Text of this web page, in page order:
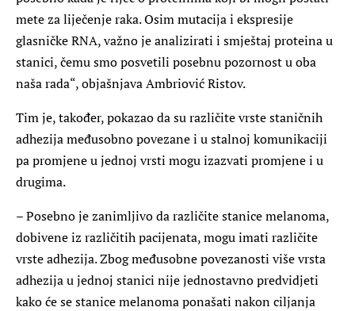
mete za liječenje raka. Osim mutacija i ekspresije
glasničke RNA, važno je analizirati i smještaj proteina u
stanici, čemu smo posvetili posebnu pozornost u oba
naša rada“, objašnjavaAmbriović Ristov.
Tim je, također, pokazao da su različite vrste staničnih
adhezija međusobno povezane i u stalnoj komunikaciji
pa promjene u jednoj vrsti mogu izazvati promjene i u
drugima.
– Posebno je zanimljivo da različite stanice melanoma,
dobivene iz različitih pacijenata, mogu imati različite
vrste adhezija. Zbog međusobne povezanosti više vrsta
adhezija u jednoj stanici nije jednostavno predvidjeti
kako će se stanice melanoma ponašati nakon ciljanja